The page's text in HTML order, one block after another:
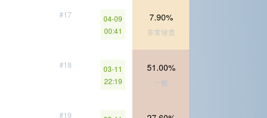
#17
04-09
00:41
7.90%
非常珍贵
#18
03-11
22:19
51.00%
一般
#19